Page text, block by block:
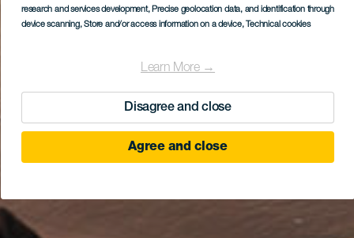
research and services development, Precise geolocation data, and identification through
device scanning, Store and/or access information on a device, Technical cookies
Learn More →
Disagree and close
Agree and close